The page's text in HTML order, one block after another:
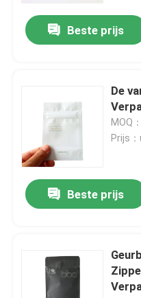
Over ons
Kwaliteitscontrole
Neem contact met ons
Nieuws
Aangepast wietpakket
Beste prijs
De van Mylar van de voedselrang
MOQ
Prijs
Beste prijs